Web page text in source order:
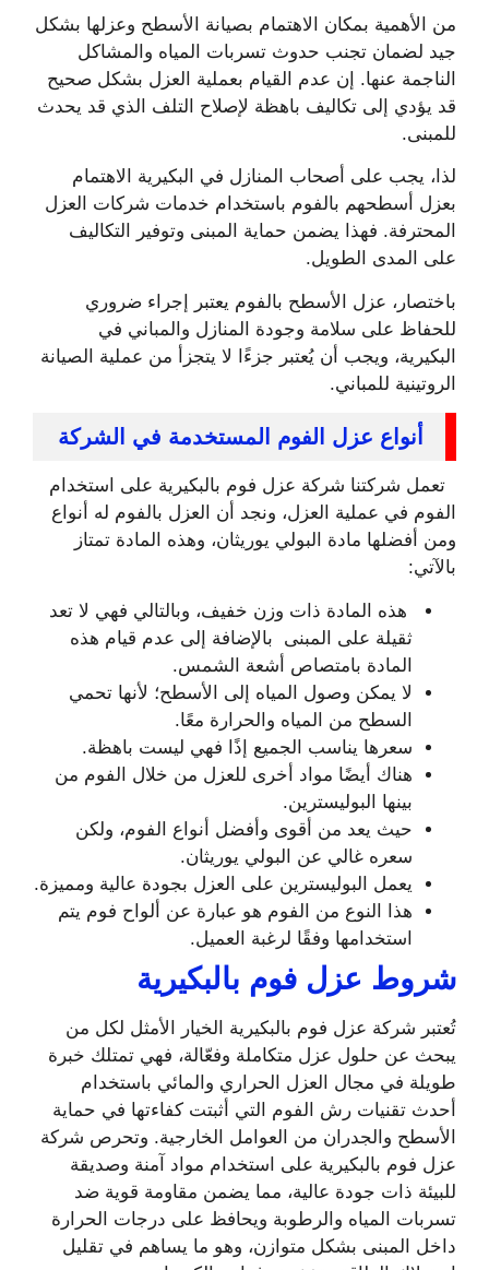
من الأهمية بمكان الاهتمام بصيانة الأسطح وعزلها بشكل
جيد لضمان تجنب حدوث تسربات المياه والمشاكل
الناجمة عنها. إن عدم القيام بعملية العزل بشكل صحيح
قد يؤدي إلى تكاليف باهظة لإصلاح التلف الذي قد يحدث
للمبنى.
لذا، يجب على أصحاب المنازل في البكيرية الاهتمام
بعزل أسطحهم بالفوم باستخدام خدمات شركات العزل
المحترفة. فهذا يضمن حماية المبنى وتوفير التكاليف
على المدى الطويل.
باختصار، عزل الأسطح بالفوم يعتبر إجراء ضروري
للحفاظ على سلامة وجودة المنازل والمباني في
البكيرية، ويجب أن يُعتبر جزءًا لا يتجزأ من عملية الصيانة
الروتينية للمباني.
أنواع عزل الفوم المستخدمة في الشركة
تعمل شركتنا شركة عزل فوم بالبكيرية على استخدام
الفوم في عملية العزل، ونجد أن العزل بالفوم له أنواع
ومن أفضلها مادة البولي يوريثان، وهذه المادة تمتاز
بالآتي:
هذه المادة ذات وزن خفيف، وبالتالي فهي لا تعد
ثقيلة على المبنى بالإضافة إلى عدم قيام هذه
المادة بامتصاص أشعة الشمس.
لا يمكن وصول المياه إلى الأسطح؛ لأنها تحمي
السطح من المياه والحرارة معًا.
سعرها يناسب الجميع إذًا فهي ليست باهظة.
هناك أيضًا مواد أخرى للعزل من خلال الفوم من
بينها البوليسترين.
حيث يعد من أقوى وأفضل أنواع الفوم، ولكن
سعره غالي عن البولي يوريثان.
يعمل البوليسترين على العزل بجودة عالية ومميزة.
هذا النوع من الفوم هو عبارة عن ألواح فوم يتم
استخدامها وفقًا لرغبة العميل.
شروط عزل فوم بالبكيرية
تُعتبر شركة عزل فوم بالبكيرية الخيار الأمثل لكل من
يبحث عن حلول عزل متكاملة وفعّالة، فهي تمتلك خبرة
طويلة في مجال العزل الحراري والمائي باستخدام
أحدث تقنيات رش الفوم التي أثبتت كفاءتها في حماية
الأسطح والجدران من العوامل الخارجية. وتحرص شركة
عزل فوم بالبكيرية على استخدام مواد آمنة وصديقة
للبيئة ذات جودة عالية، مما يضمن مقاومة قوية ضد
تسربات المياه والرطوبة ويحافظ على درجات الحرارة
داخل المبنى بشكل متوازن، وهو ما يساهم في تقليل